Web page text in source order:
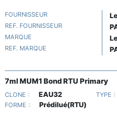
FOURNISSEUR
REF. FOURNISSEUR
MARQUE
REF. MARQUE
7ml MUM1 Bond RTU Primary
CLONE : EAU32 TYPE :
FORME : Prédilué(RTU)